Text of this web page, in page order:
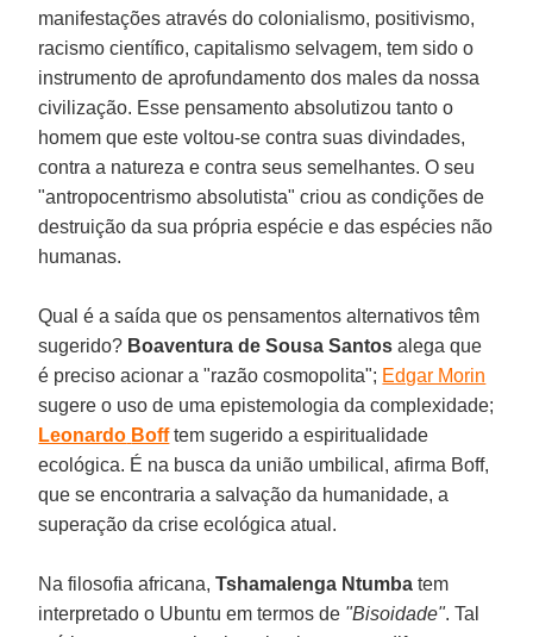
manifestações através do colonialismo, positivismo,
racismo científico, capitalismo selvagem, tem sido o
instrumento de aprofundamento dos males da nossa
civilização. Esse pensamento absolutizou tanto o
homem que este voltou-se contra suas divindades,
contra a natureza e contra seus semelhantes. O seu
"antropocentrismo absolutista" criou as condições de
destruição da sua própria espécie e das espécies não
humanas.
Qual é a saída que os pensamentos alternativos têm
sugerido? Boaventura de Sousa Santos alega que
é preciso acionar a "razão cosmopolita"; Edgar Morin
sugere o uso de uma epistemologia da complexidade;
Leonardo Bofftem sugerido a espiritualidade
ecológica. É na busca da união umbilical, afirma Boff,
que se encontraria a salvação da humanidade, a
superação da crise ecológica atual.
Na filosofia africana,Tshamalenga Ntumba tem
interpretado o Ubuntu em termos de "Bisoidade". Tal